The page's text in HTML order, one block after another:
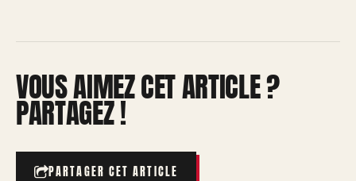
VOUS AIMEZ CET ARTICLE ?
PARTAGEZ !
PARTAGER CET ARTICLE